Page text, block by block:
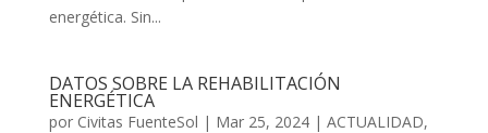
energética. Sin...
DATOS SOBRE LA REHABILITACIÓN
ENERGÉTICA
por Civitas FuenteSol | Mar 25, 2024| ACTUALIDAD,